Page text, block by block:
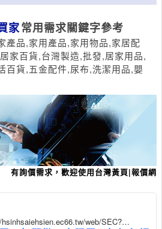
家常用需求關鍵字參考
產品,家用產品,家用物品,家居配
家百貨,台灣製造,批發,居家用品,
百貨,五金配件,尿布,洗潔用品,嬰
有詢價需求，歡迎使用台灣黃頁|報價網
web/SEC?